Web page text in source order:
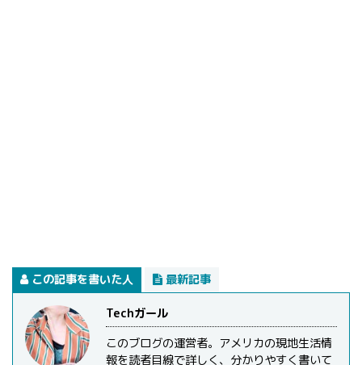
この記事を書いた人 最新記事
Techガール
このブログの運営者。アメリカの現地生活情
報を読者目線で詳しく、分かりやすく書いて